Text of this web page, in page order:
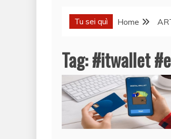
Tu sei quì Home
Tag:#itwallet